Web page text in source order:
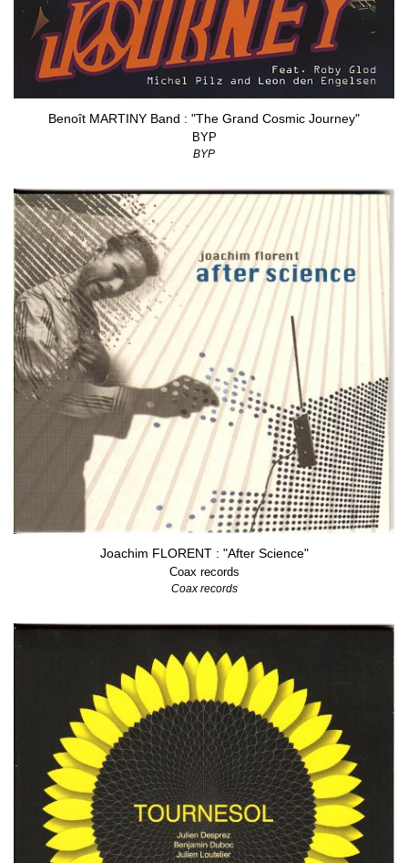
Benoît MARTINY Band : "The Grand Cosmic Journey"
BYP
BYP
Joachim FLORENT : "After Science"
Coax records
Coax records